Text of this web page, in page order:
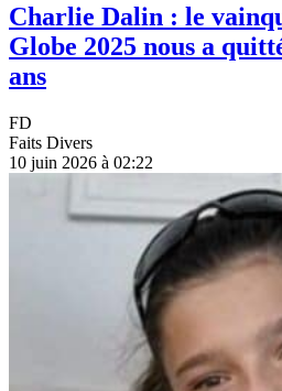
Charlie Dalin : le
Globe 2025 nous a
ans
FD
Faits Divers
10 juin 2026 à 02:22